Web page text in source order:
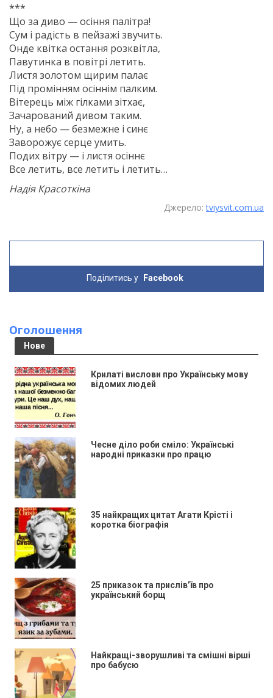
***
Що за диво — осіння палітра!
Сум і радість в пейзажі звучить.
Онде квітка остання розквітла,
Павутинка в повітрі летить.
Листя золотом щирим палає
Під промінням осіннім палким.
Вітерець між гілками зітхає,
Зачарований дивом таким.
Ну, а небо — безмежне і синє
Заворожує серце умить.
Подих вітру — і листя осіннє
Все летить, все летить і летить…
Надія Красоткіна
Джерело:tviysvit.com.ua
Поділитись у Facebook
Оголошення
Нове
Крилаті вислови про Українську мову
відомих людей
Чесне діло роби сміло: Українські
народні приказки про працю
35 найкращих цитат Агати Крісті і
коротка біографія
25 приказок та прислів’їв про
український борщ
Найкращі-зворушливі та смішні вірші
про бабусю